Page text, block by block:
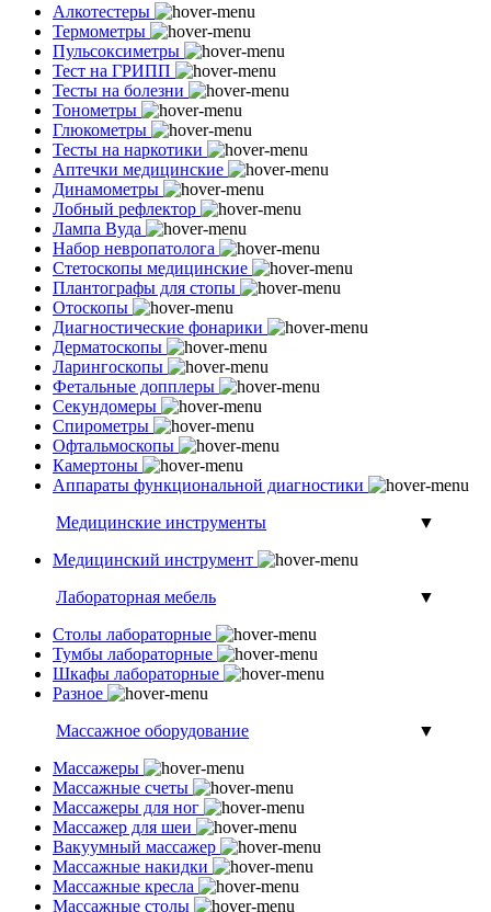
Алкотестеры
Термометры
Пульсоксиметры
Тест на ГРИПП
Тесты на болезни
Тонометры
Глюкометры
Тесты на наркотики
Аптечки медицинские
Динамометры
Лобный рефлектор
Лампа Вуда
Набор невропатолога
Стетоскопы медицинские
Плантографы для стопы
Отоскопы
Диагностические фонарики
Дерматоскопы
Ларингоскопы
Фетальные допплеры
Секундомеры
Спирометры
Офтальмоскопы
Камертоны
Аппараты функциональной диагностики
Медицинские инструменты
▼
Медицинский инструмент
Лабораторная мебель
▼
Столы лабораторные
Тумбы лабораторные
Шкафы лабораторные
Разное
Массажное оборудование
▼
Массажеры
Массажные счеты
Массажеры для ног
Массажер для шеи
Вакуумный массажер
Массажные накидки
Массажные кресла
Массажные столы